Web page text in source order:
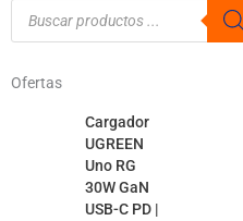
Búsqueda
productos
Ofertas
Cargador
UGREEN
Uno RG
30W GaN
USB-C PD |
precio